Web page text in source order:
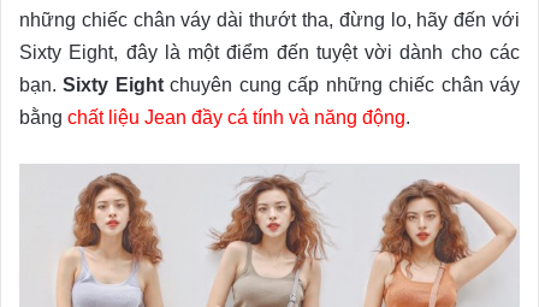
những chiếc chân váy dài thướt tha, đừng lo, hãy đến với
Sixty Eight, đây là một điểm đến tuyệt vời dành cho các
bạn.Sixty Eightchuyên cung cấp những chiếc chân váy
bằng chất liệu Jean đầy cá tính và năng động.